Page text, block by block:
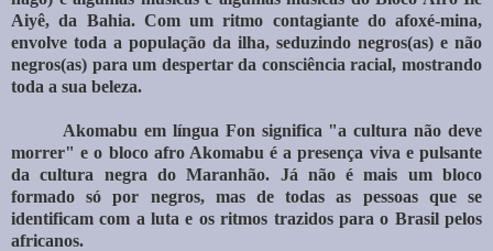
Aiyê, da Bahia. Com um ritmo contagiante do afoxé-mina,
envolve toda a população da ilha, seduzindo negros(as) e não
negros(as) para um despertar da consciência racial, mostrando
toda a sua beleza.
Akomabu em língua Fon significa "a cultura não deve
morrer" e o bloco afro Akomabu é a presença viva e pulsante
da cultura negra do Maranhão. Já não é mais um bloco
formado só por negros, mas de todas as pessoas que se
identificam com a luta e os ritmos trazidos para o Brasil pelos
africanos.